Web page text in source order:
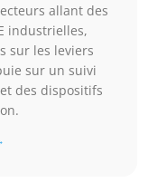
allant des
industrielles,
sur les leviers
sur un suivi
des dispositifs